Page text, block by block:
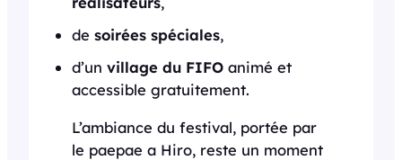
de soirées spéciales,
d’un village du FIFO animé et
accessible gratuitement.
L’ambiance du festival, portée par
le paepae a Hiro, reste un moment